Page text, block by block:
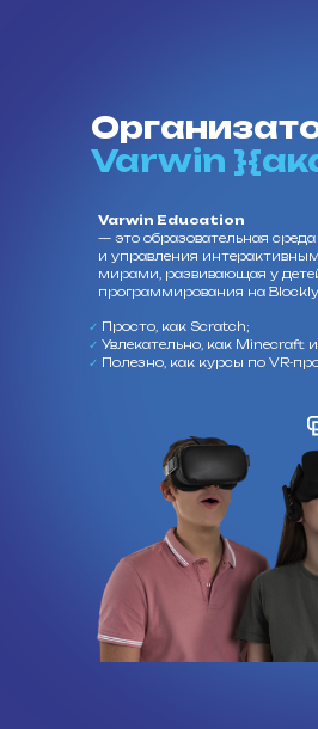
Varwin Education
— это образовательная
и управления
мирами, развивающая у
программирования на Blockly
Varwin
✓ Просто, как Scratch;
✓ Увлекательно, как Minecraft
✓ Полезно, как курсы по VR-